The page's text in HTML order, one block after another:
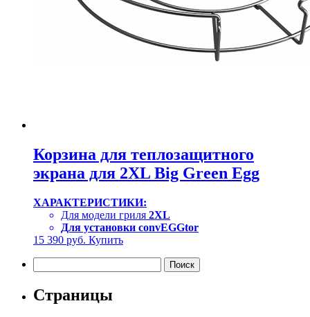
Корзина для теплозащитного
экрана для 2XL Big Green Egg
ХАРАКТЕРИСТИКИ:
Для модели гриля 2XL
Для установки convEGGtor
15 390 руб. Купить
Страницы